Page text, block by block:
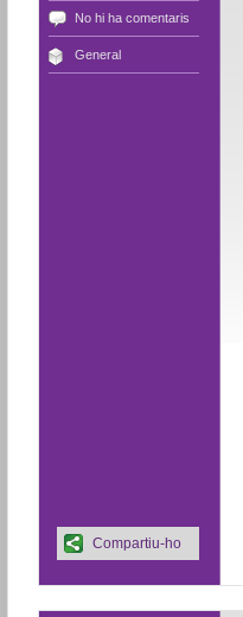
No hi ha comentaris
General
Compartiu-ho